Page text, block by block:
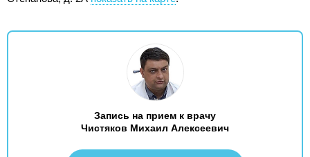
Запись на прием к врачу
Чистяков Михаил Алексеевич